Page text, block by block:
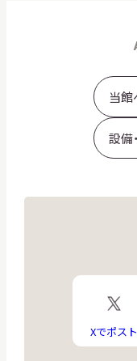
当館
設備
X
ロ
ゴ
Xでポスト